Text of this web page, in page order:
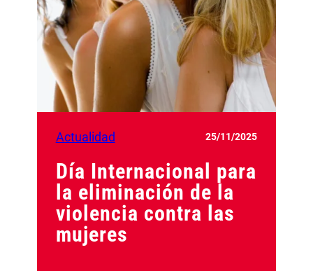
Actualidad 25/11/2025
Día Internacional para
la eliminación de la
violencia contra las
mujeres